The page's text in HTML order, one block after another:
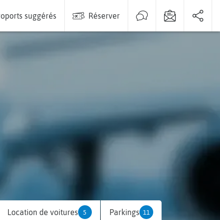
suggérés Réserver
Location de voitures 5 Parkings 11